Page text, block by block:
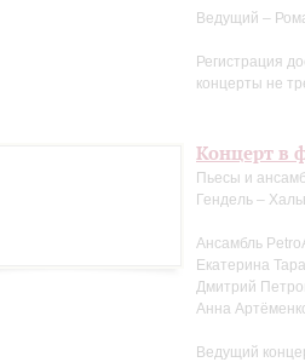
Ведущий –
Регистрация
концерты не
Концерт в
Пьесы и
Гендель –
Ансамбль
Екатерина
Дмитрий
Анна
Ведущий